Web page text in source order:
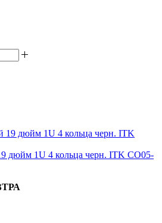
дюйм 1U 4 кольца черн. ITK CO05-